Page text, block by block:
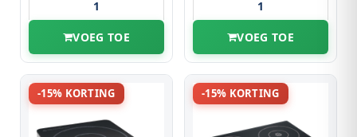
VOEG TOE VOEG TOE
-15% KORTING -15% KORTING